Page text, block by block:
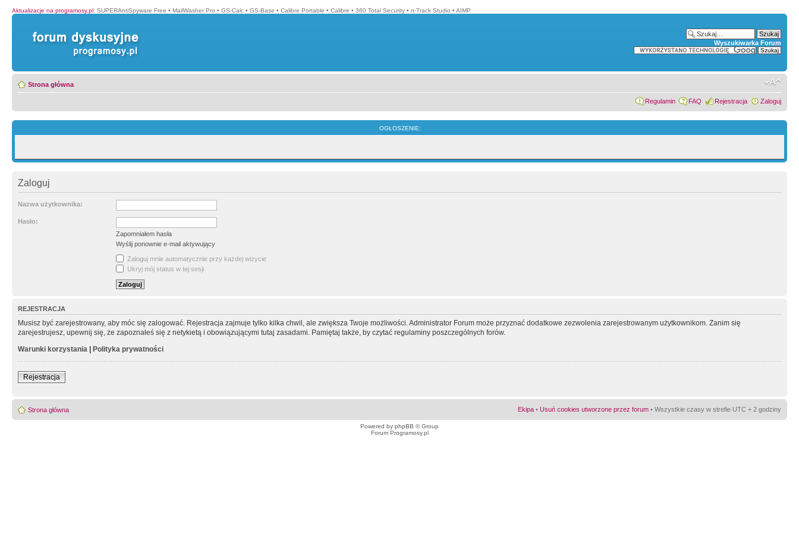
Aktualizacje na programosy.pl: SUPERAntiSpyware Free • MailWasher Pro • GS-Calc • GS-Base • Calibre Portable • Calibre • 360 Total Security • n-Track Studio • AIMP
Wyszukiwarka Forum
Strona główna
Regulamin FAQ Rejestracja Zaloguj
OGŁOSZENIE:
Zaloguj
Nazwa użytkownika:
Hasło:
Zapomniałem hasła
Wyślij ponownie e-mail aktywujący
Zaloguj mnie automatycznie przy każdej wizycie
Ukryj mój status w tej sesji
REJESTRACJA
Musisz być zarejestrowany, aby móc się zalogować. Rejestracja zajmuje tylko kilka chwil, ale zwiększa Twoje możliwości. Administrator Forum może przyznać dodatkowe zezwolenia zarejestrowanym użytkownikom. Zanim się
zarejestrujesz, upewnij się, że zapoznałeś się z netykietą i obowiązującymi tutaj zasadami. Pamiętaj także, by czytać regulaminy poszczególnych forów.
Warunki korzystania | Polityka prywatności
Rejestracja
Strona główna Ekipa • Usuń cookies utworzone przez forum • Wszystkie czasy w strefie UTC + 2 godziny
Powered by phpBB © Group
Forum Programosy.pl